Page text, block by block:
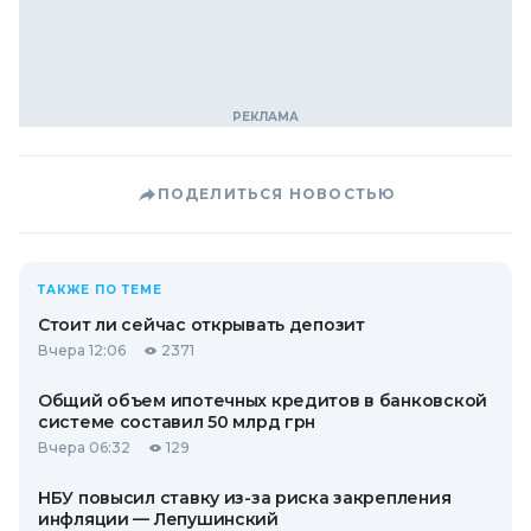
ПОДЕЛИТЬСЯ НОВОСТЬЮ
ТАКЖЕ ПО ТЕМЕ
Стоит ли сейчас открывать депозит
Вчера 12:06 2371
Общий объем ипотечных кредитов в банковской
системе составил 50 млрд грн
Вчера 06:32 129
НБУ повысил ставку из-за риска закрепления
инфляции — Лепушинский